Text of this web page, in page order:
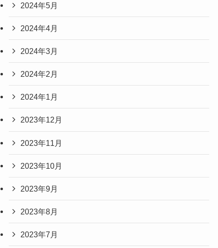
2024年5月
2024年4月
2024年3月
2024年2月
2024年1月
2023年12月
2023年11月
2023年10月
2023年9月
2023年8月
2023年7月